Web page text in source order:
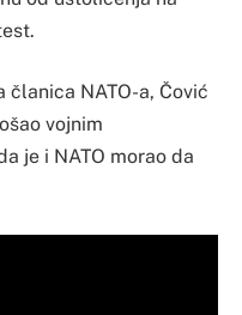
članica NATO-a, Čović
vojnim
je i NATO morao da